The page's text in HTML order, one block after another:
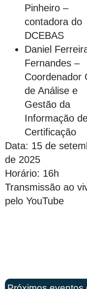
Pinheiro –
contadora do
DCEBAS
Daniel
Fernandes –
Coordenador
de Análise e
Gestão da
Informação
Certificação
Data: 15 de
de 2025
Horário: 16h
Transmissão ao
pelo YouTube